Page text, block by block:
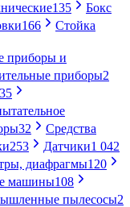
135
Бокс
166
Стойка
приборы и
приборы2
32
Средства
253 Датчики1 042
диафрагмы120
машины108
пылесосы2